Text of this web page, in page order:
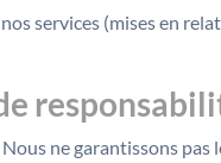
services (mises en
Nous ne garantissons pas